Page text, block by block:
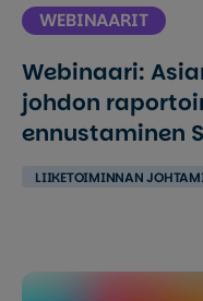
WEBINAARIT
Webinaari:
johdon
ennustaminen
LIIKETOIMINNAN